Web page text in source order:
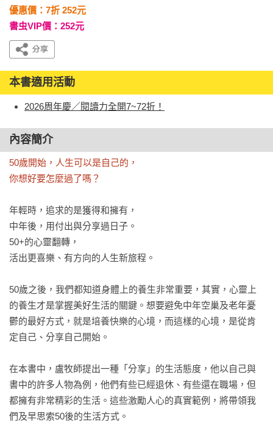
優惠價：7折 252元
書虫VIP價：252元
本書適用活動
2026周年慶／閱讀力全開7~72折！
內容簡介
50歲開始，人生可以是自己的，
你想好要怎麼過了嗎？
年輕時，追求的是獲得和擁有，
中年後，用付出與分享過日子。
50+的心靈翻轉，
活出更喜樂、有方向的人生新旅程。
50歲之後，我們都知道身體上的養生非常重要，其實，心靈上
的養生才是掌握美好生活的關鍵。想要避免中年空巢及老年憂
鬱的最好方式，就是培養快樂的心境，而這樣的心境，是從肯
定自己、分享自己開始。
在本書中，盧牧師提出一種「分享」的生活態度，他以自己與
書中的許多人物為例，他們有些已經退休、有些還在職場，但
都擁有非常精彩的生活。這些激勵人心的真實範例，將帶領我
們及早思索50後的生活方式。